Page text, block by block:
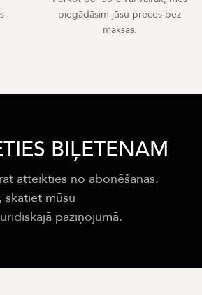
piegādāsim jūsu preces bez
maksas.
BIĻETENAM
atteikties no abonēšanas.
skatiet mūsu
paziņojumā.